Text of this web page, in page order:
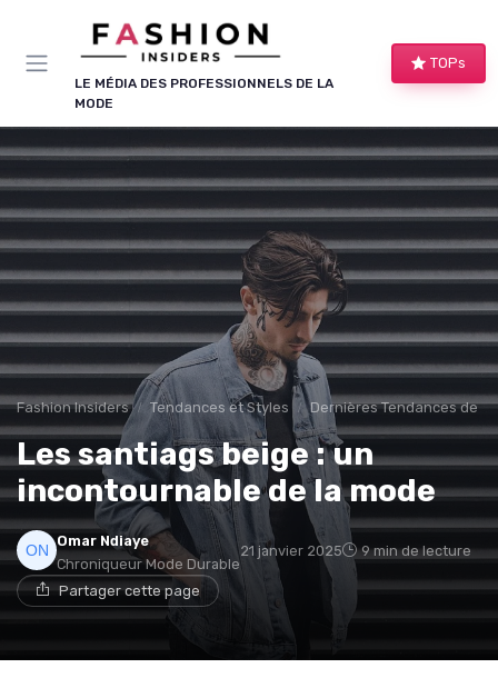
LE MÉDIA DES PROFESSIONNELS DE LA
MODE
TOPs
Fashion Insiders Tendances et Styles Dernières Tendances de
Les santiags beige : un
incontournable de la mode
Omar Ndiaye
Chroniqueur Mode Durable
21 janvier 2025 9 min de lecture
Partager cette page